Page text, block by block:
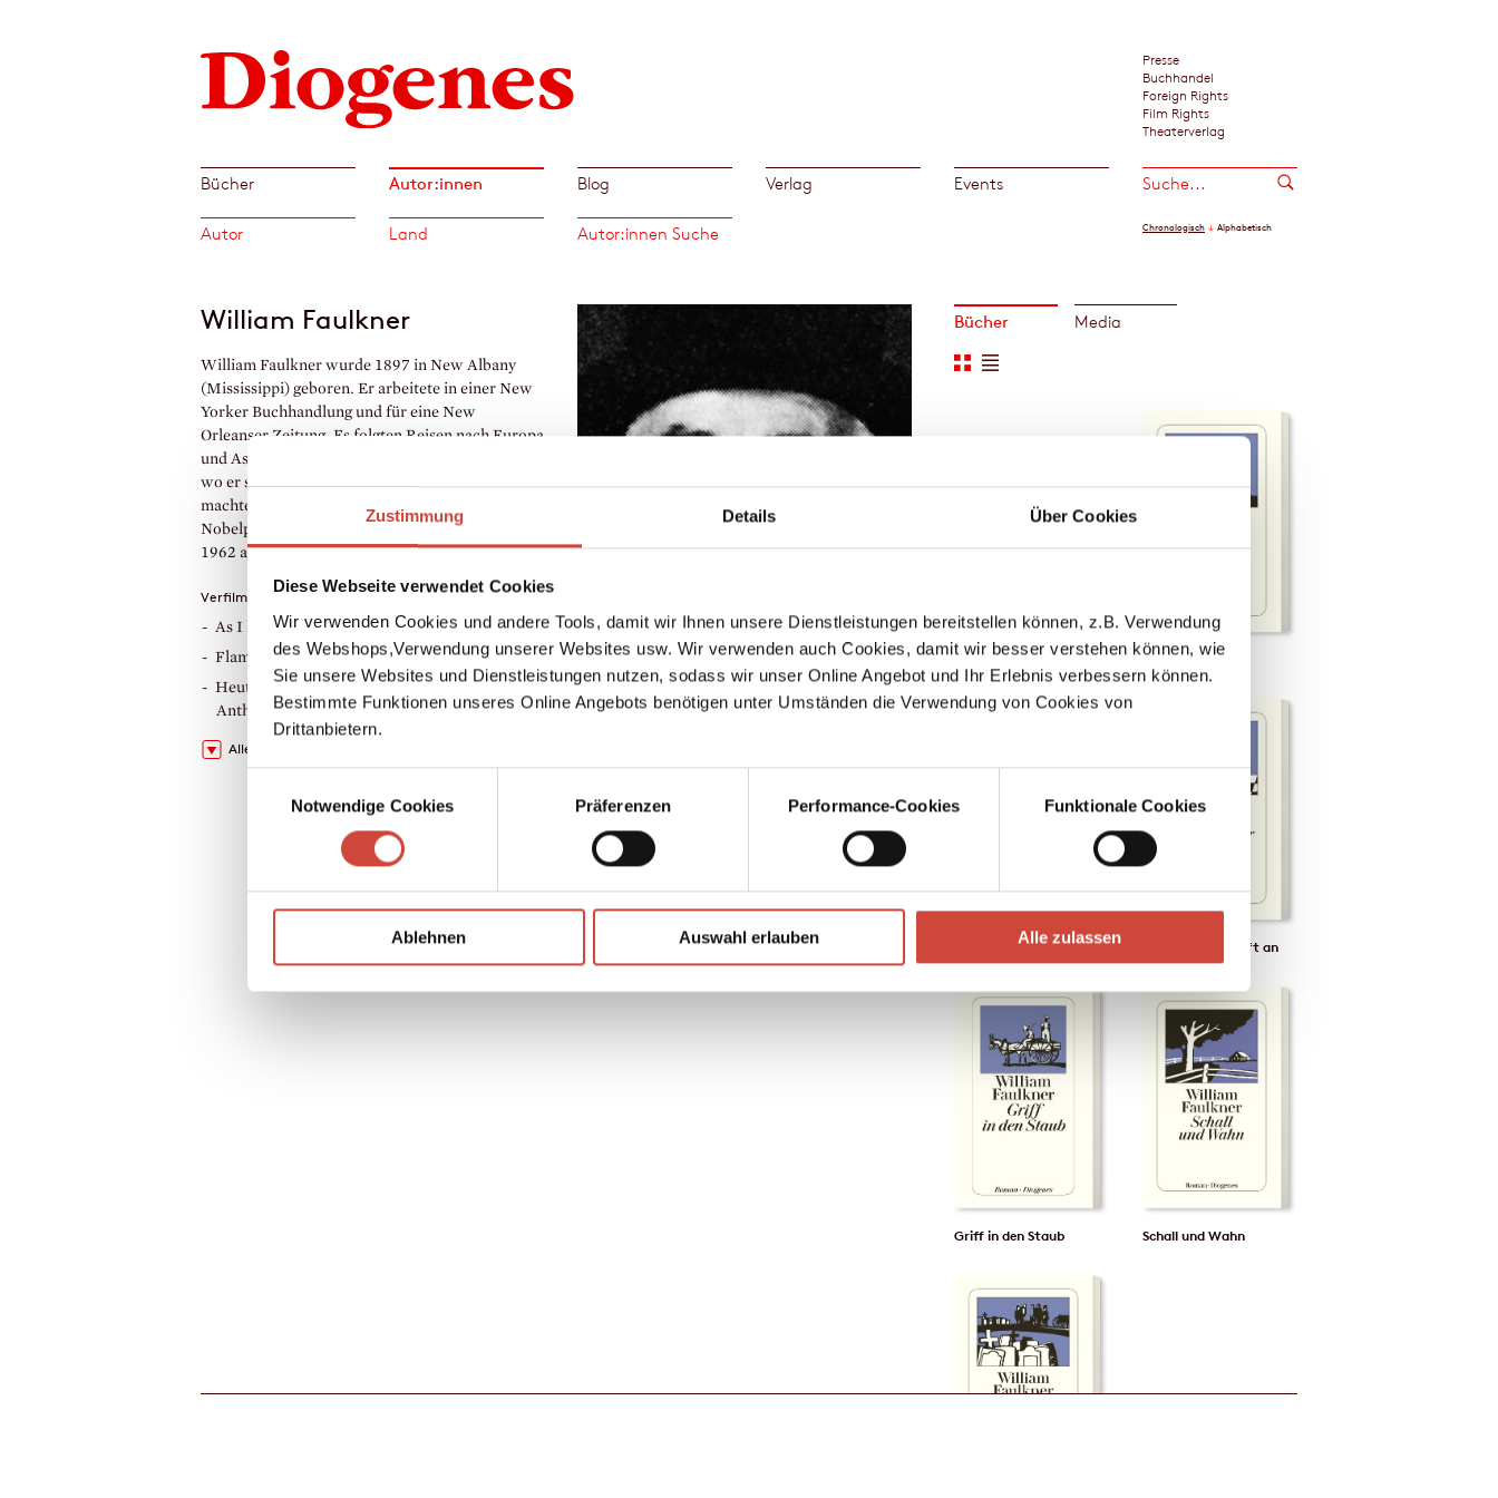
Zustimmung Details Über Cookies
Diese Webseite verwendet Cookies
Wir verwenden Cookies und andere Tools, damit wir Ihnen unsere Dienstleistungen bereitstellen können, z.B. Verwendung
des Webshops,Verwendung unserer Websites usw. Wir verwenden auch Cookies, damit wir besser verstehen können, wie
Sie unsere Websites und Dienstleistungen nutzen, sodass wir unser Online Angebot und Ihr Erlebnis verbessern können.
Bestimmte Funktionen unseres Online Angebots benötigen unter Umständen die Verwendung von Cookies von
Drittanbietern.
Notwendige Cookies
Präferenzen Performance-Cookies Funktionale Cookies
Ablehnen Auswahl erlauben Alle zulassen
Presse
Buchhandel
Foreign Rights
Film Rights
Theaterverlag
Bücher Autor:innen Blog Verlag Events
Autor Land Autor:innen Suche Chronologisch Alphabetisch
Download Bilddatei ↘
William Faulkner
William Faulkner wurde 1897 in New Albany
(Mississippi) geboren. Er arbeitete in einer New
Yorker Buchhandlung und für eine New
Orleanser Zeitung. Es folgten Reisen nach Europa
und Asien und längere Aufenthalte in Hollywood,
wo er sich als Drehbuchautor einen Namen
machte. 1949 wurde William Faulkner der
Nobelpreis für Literatur zuerkannt. Er starb
1962 an den Folgen eines Reitunfalls.
Verfilmungen
As I lay dying, James Franco, 2013
Flammender Sommer, Stuart Cooper, 1989
Heute und morgen und in alle Ewigkeit,
Anthony Joseph, 1972
Alle Verfilmungen zeigen
Bücher Media
Brandstifter Die Spitzbuben
Der Springer greift an
Griff in den Staub Schall und Wahn